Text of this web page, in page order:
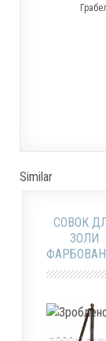
Similar
СОВОК
ЗОЛИ
ЗУ